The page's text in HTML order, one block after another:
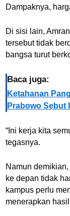
Dampaknya,
Di sisi lain,
tersebut tidak
bangsa turut
Baca juga:
Ketahanan
Prabowo Sebut
“Ini kerja kita
tegasnya.
Namun
ke depan tidak
kampus perlu
menerapkan